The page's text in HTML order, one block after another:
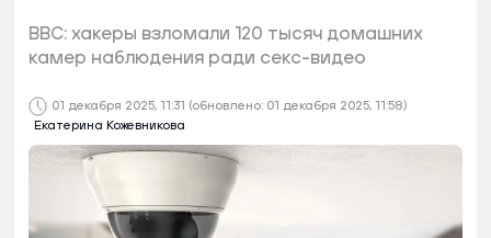
01 декабря 2025, 11:31 (обновлено: 01 декабря 2025, 11:58)
Екатерина Кожевникова
BBC: хакеры взломали 120 тысяч домашних
камер наблюдения ради секс-видео